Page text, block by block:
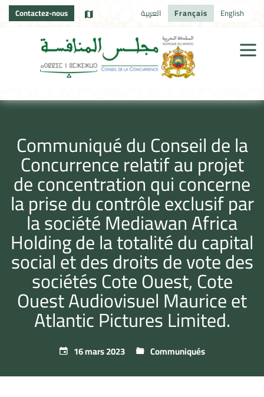
Contactez-nous العربية Français English
Communiqué du Conseil de la
Concurrence relatif au projet
de concentration qui concerne
la prise du contrôle exclusif par
la société Mediawan Africa
Holding de la totalité du capital
social et des droits de vote des
sociétés Cote Ouest, Cote
Ouest Audiovisuel Maurice et
Atlantic Pictures Limited.
16 mars 2023 Communiqués